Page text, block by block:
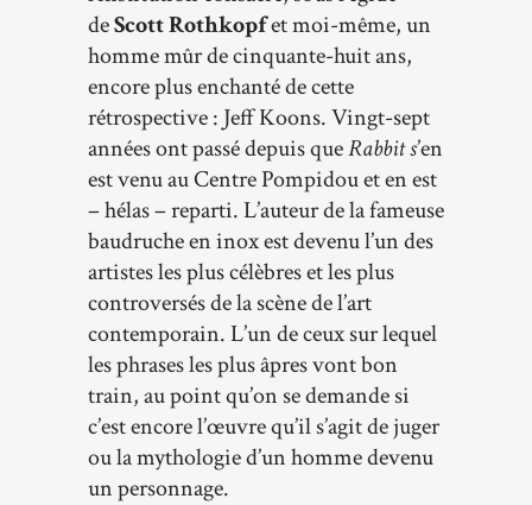
deScott Rothkopfet moi-même, un
homme mûr de cinquante-huit ans,
encore plus enchanté de cette
rétrospective : Jeff Koons. Vingt-sept
années ont passé depuis queRabbit s’en
est venu au Centre Pompidou et en est
– hélas – reparti. L’auteur de la fameuse
baudruche en inox est devenu l’un des
artistes les plus célèbres et les plus
controversés de la scène de l’art
contemporain. L’un de ceux sur lequel
les phrases les plus âpres vont bon
train, au point qu’on se demande si
c’est encore l’œuvre qu’il s’agit de juger
ou la mythologie d’un homme devenu
un personnage.